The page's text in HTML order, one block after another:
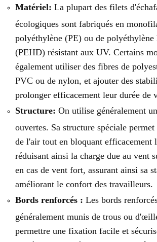
Matériel: La plupart des filets
écologiques sont fabriqués en
polyéthylène (PE) ou de polyéthylène
(PEHD) résistant aux UV. Certains
également utiliser des fibres de
PVC ou de nylon, et ajouter des
prolonger efficacement leur durée de
Structure: On utilise généralement
ouvertes. Sa structure spéciale
de l'air tout en bloquant efficacement
réduisant ainsi la charge due au vent
en cas de vent fort, assurant ainsi sa
améliorant le confort des travailleurs.
Bords renforcés : Les bords
généralement munis de trous ou
permettre une fixation facile et